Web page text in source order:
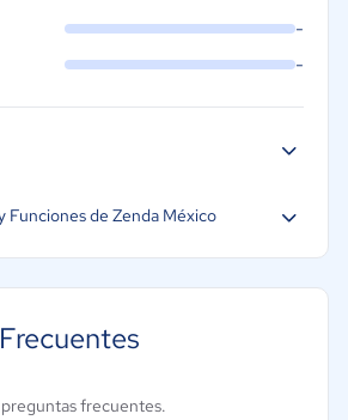
-
-
Funciones de Zenda México
frecuentes.